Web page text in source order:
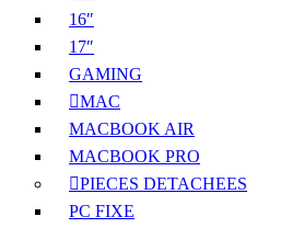
16″
17″
GAMING
MAC
MACBOOK AIR
MACBOOK PRO
PIECES DETACHEES
PC FIXE